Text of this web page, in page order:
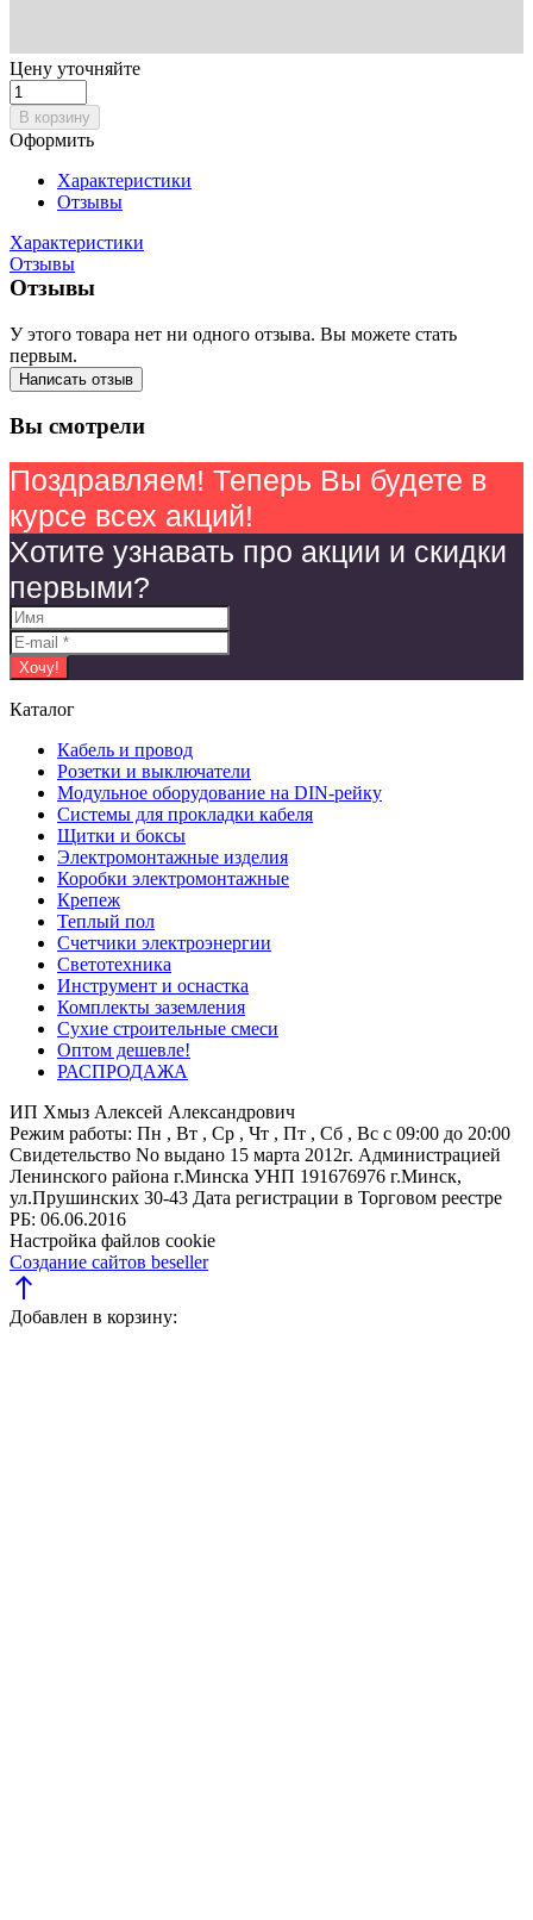
Цену уточняйте
В корзину
Оформить
Характеристики
Отзывы
Характеристики
Отзывы
Отзывы
У этого товара нет ни одного отзыва. Вы можете стать
первым.
Написать отзыв
Вы смотрели
Поздравляем! Теперь Вы будете в
курсе всех акций!
Хотите узнавать про акции и скидки
первыми?
Каталог
Кабель и провод
Розетки и выключатели
Модульное оборудование на DIN-рейку
Системы для прокладки кабеля
Щитки и боксы
Электромонтажные изделия
Коробки электромонтажные
Крепеж
Теплый пол
Счетчики электроэнергии
Светотехника
Инструмент и оснастка
Комплекты заземления
Сухие строительные смеси
Оптом дешевле!
РАСПРОДАЖА
ИП Хмыз Алексей Александрович
Режим работы: Пн , Вт , Ср , Чт , Пт , Сб , Вс c 09:00 до 20:00
Свидетельство No выдано 15 марта 2012г. Администрацией
Ленинского района г.Минска УНП 191676976 г.Минск,
ул.Прушинских 30-43 Дата регистрации в Торговом реестре
РБ: 06.06.2016
Настройка файлов cookie
Создание сайтов beseller
north
Добавлен в корзину: